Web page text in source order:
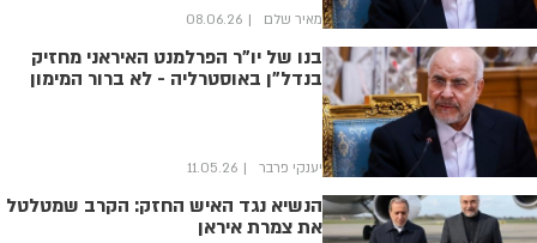
מאיר שלם 08.06.26
בנו של יו"ר הפרלמנט האיראני מחזיק
בנדל"ן באוסטרליה - לא ברור המימון
יענקי פרבר 11.05.26
הנשיא נגד האיש החזק: הקרב שמטלטל
את צמרת איראן